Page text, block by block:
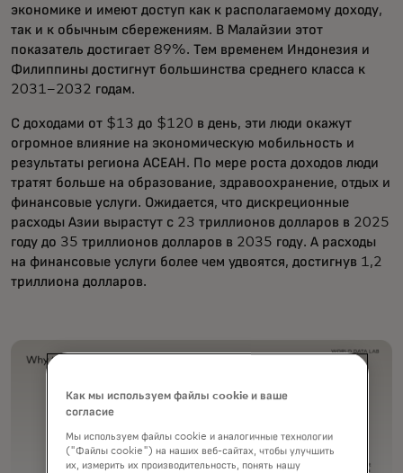
экономике и имеют доступ как к располагаемому доходу,
так и к обычным сбережениям. В Малайзии этот
показатель достигает 89%. Тем временем Индонезия и
Филиппины достигнут большинства среднего класса к
2031–2032 годам.
С доходами от $13 до $120 в день, эти люди окажут
огромное влияние на экономическую мобильность и
результаты региона АСЕАН. По мере роста доходов люди
тратят больше на образование, здравоохранение, отдых и
финансовые услуги. Ожидается, что дискреционные
расходы Азии вырастут с 23 триллионов долларов в 2025
году до 35 триллионов долларов в 2035 году. А расходы
на финансовые услуги более чем удвоятся, достигнув 1,2
триллиона долларов.
Как мы используем файлы cookie и ваше
согласие
Мы используем файлы cookie и аналогичные технологии
("Файлы cookie") на наших веб-сайтах, чтобы улучшить
их, измерить их производительность, понять нашу